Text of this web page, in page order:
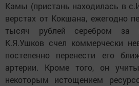
Камы (пристань находилась в
верстах от Кокшана, ежегодно
тысяч рублей серебром за
К.Я.Ушков счел коммерчески
постепенно перенести его
артерии. Кроме того, он
некоторым истощением